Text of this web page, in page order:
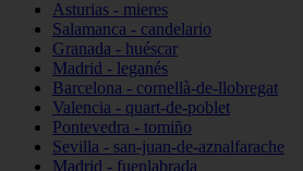
Asturias - mieres
Salamanca - candelario
Granada - huéscar
Madrid - leganés
Barcelona - cornellà-de-llobregat
Valencia - quart-de-poblet
Pontevedra - tomiño
Sevilla - san-juan-de-aznalfarache
Madrid - fuenlabrada